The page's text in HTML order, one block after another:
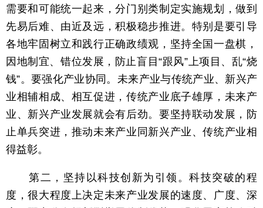
需要和可能统一起来，分门别类制定实施规划，做到
先易后难、由近及远，积极稳步推进。特别是要引导
各地牢固树立和践行正确政绩观，坚持全国一盘棋，
因地制宜、错位发展，防止盲目“跟风”上项目、乱“烧
钱”。要强化产业协同。未来产业与传统产业、新兴产
业相辅相成、相互促进，传统产业底子雄厚，未来产
业、新兴产业发展就会有后劲。要坚持联动发展，防
止单兵突进，推动未来产业同新兴产业、传统产业相
得益彰。
第二，坚持以科技创新为引领。科技突破的程
度，很大程度上决定未来产业发展的速度、广度、深